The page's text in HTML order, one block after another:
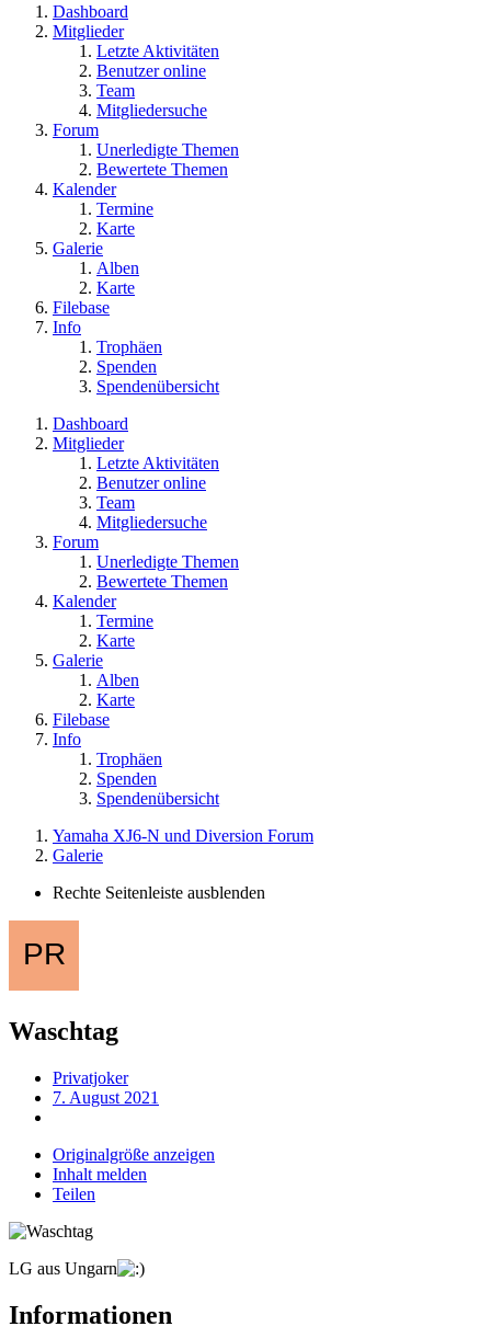
Dashboard
Mitglieder
Letzte Aktivitäten
Benutzer online
Team
Mitgliedersuche
Forum
Unerledigte Themen
Bewertete Themen
Kalender
Termine
Karte
Galerie
Alben
Karte
Filebase
Info
Trophäen
Spenden
Spendenübersicht
Dashboard
Mitglieder
Letzte Aktivitäten
Benutzer online
Team
Mitgliedersuche
Forum
Unerledigte Themen
Bewertete Themen
Kalender
Termine
Karte
Galerie
Alben
Karte
Filebase
Info
Trophäen
Spenden
Spendenübersicht
Yamaha XJ6-N und Diversion Forum
Galerie
Rechte Seitenleiste ausblenden
Waschtag
Privatjoker
7. August 2021
Originalgröße anzeigen
Inhalt melden
Teilen
LG aus Ungarn
Informationen